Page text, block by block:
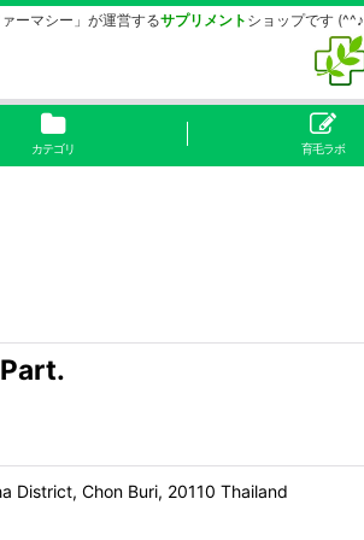
ーマシー」が運営するサプリメント ショップです (^^♪
カテゴリ 育毛ラボ
District, Chon Buri, 20110 Thailand